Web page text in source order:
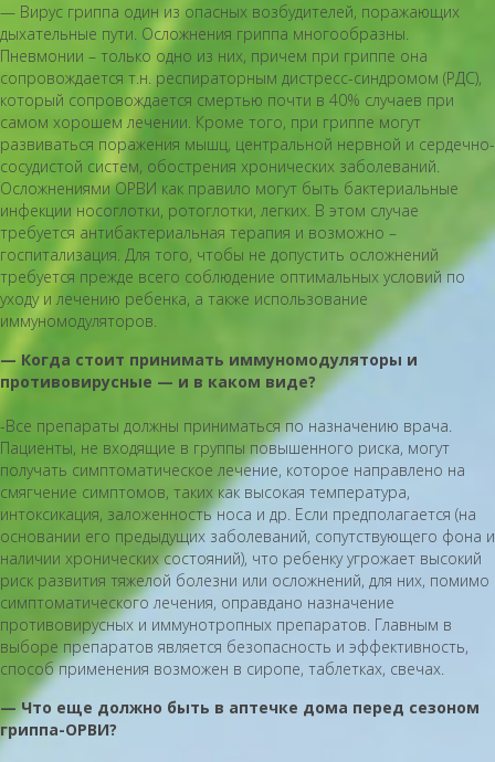
— Вирус гриппа один из опасных возбудителей, поражающих
дыхательные пути. Осложнения гриппа многообразны.
Пневмонии – только одно из них, причем при гриппе она
сопровождается т.н. респираторным дистресс-синдромом (РДС),
который сопровождается смертью почти в 40% случаев при
самом хорошем лечении. Кроме того, при гриппе могут
развиваться поражения мышц, центральной нервной и сердечно-
сосудистой систем, обострения хронических заболеваний.
Осложнениями ОРВИ как правило могут быть бактериальные
инфекции носоглотки, ротоглотки, легких. В этом случае
требуется антибактериальная терапия и возможно –
госпитализация. Для того, чтобы не допустить осложнений
требуется прежде всего соблюдение оптимальных условий по
уходу и лечению ребенка, а также использование
иммуномодуляторов.
— Когда стоит принимать иммуномодуляторы и
противовирусные — и в каком виде?
-Все препараты должны приниматься по назначению врача.
Пациенты, не входящие в группы повышенного риска, могут
получать симптоматическое лечение, которое направлено на
смягчение симптомов, таких как высокая температура,
интоксикация, заложенность носа и др. Если предполагается (на
основании его предыдущих заболеваний, сопутствующего фона и
наличии хронических состояний), что ребенку угрожает высокий
риск развития тяжелой болезни или осложнений, для них, помимо
симптоматического лечения, оправдано назначение
противовирусных и иммунотропных препаратов. Главным в
выборе препаратов является безопасность и эффективность,
способ применения возможен в сиропе, таблетках, свечах.
— Что еще должно быть в аптечке дома перед сезоном
гриппа-ОРВИ?